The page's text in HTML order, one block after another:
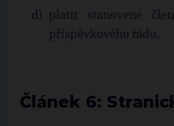
platit stanovené
příspěvkového řádu.
Článek 6: